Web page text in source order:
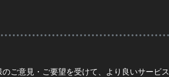
ご意見・ご要望を受けて、より良いサービ